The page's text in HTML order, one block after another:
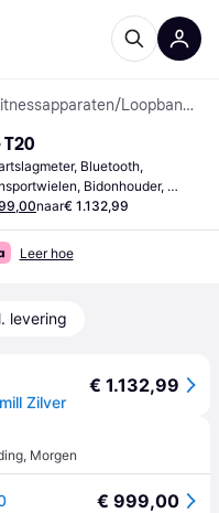
/ Loopbanden
T20
Bluetooth,
Bidonhouder,
Stopwatch
naar€ 1.132,99
Leer hoe
levering
Zilver
€ 1.132,99
, Morgen
€ 999,00